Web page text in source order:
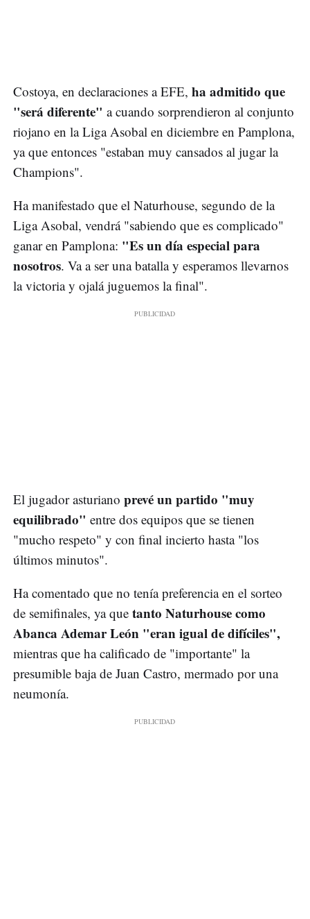
Costoya, en declaraciones a EFE, ha admitido que
"será diferente" a cuando sorprendieron al conjunto
riojano en la Liga Asobal en diciembre en Pamplona,
ya que entonces "estaban muy cansados al jugar la
Champions".
Ha manifestado que el Naturhouse, segundo de la
Liga Asobal, vendrá "sabiendo que es complicado"
ganar en Pamplona: "Es un día especial para
nosotros. Va a ser una batalla y esperamos llevarnos
la victoria y ojalá juguemos la final".
El jugador asturiano prevé un partido "muy
equilibrado" entre dos equipos que se tienen
"mucho respeto" y con final incierto hasta "los
últimos minutos".
Ha comentado que no tenía preferencia en el sorteo
de semifinales, ya que tanto Naturhouse como
Abanca Ademar León "eran igual de difíciles",
mientras que ha calificado de "importante" la
presumible baja de Juan Castro, mermado por una
neumonía.